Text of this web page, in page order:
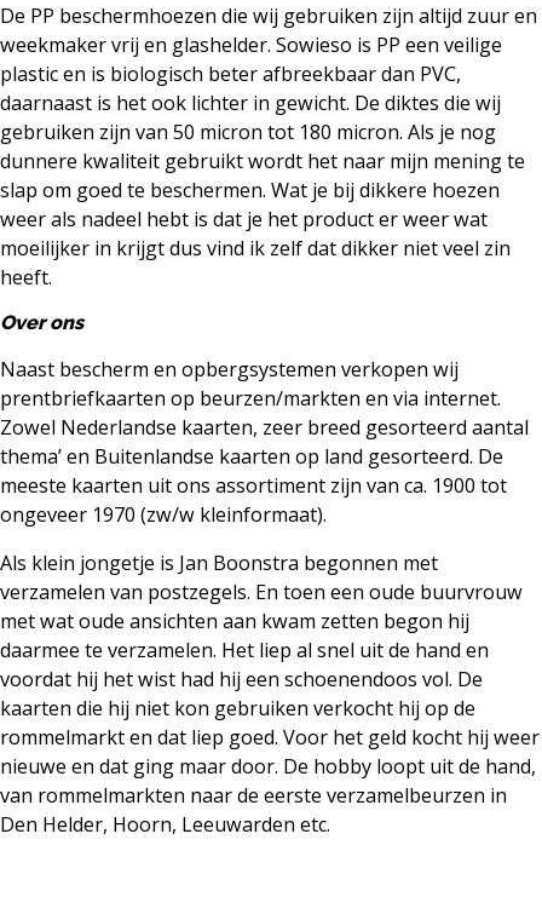
De PP beschermhoezen die wij gebruiken zijn altijd zuur en
weekmaker vrij en glashelder. Sowieso is PP een veilige
plastic en is biologisch beter afbreekbaar dan PVC,
daarnaast is het ook lichter in gewicht. De diktes die wij
gebruiken zijn van 50 micron tot 180 micron. Als je nog
dunnere kwaliteit gebruikt wordt het naar mijn mening te
slap om goed te beschermen. Wat je bij dikkere hoezen
weer als nadeel hebt is dat je het product er weer wat
moeilijker in krijgt dus vind ik zelf dat dikker niet veel zin
heeft.
Over ons
Naast bescherm en opbergsystemen verkopen wij
prentbriefkaarten op beurzen/markten en via internet.
Zowel Nederlandse kaarten, zeer breed gesorteerd aantal
thema’ en Buitenlandse kaarten op land gesorteerd. De
meeste kaarten uit ons assortiment zijn van ca. 1900 tot
ongeveer 1970 (zw/w kleinformaat).
Als klein jongetje is Jan Boonstra begonnen met
verzamelen van postzegels. En toen een oude buurvrouw
met wat oude ansichten aan kwam zetten begon hij
daarmee te verzamelen. Het liep al snel uit de hand en
voordat hij het wist had hij een schoenendoos vol. De
kaarten die hij niet kon gebruiken verkocht hij op de
rommelmarkt en dat liep goed. Voor het geld kocht hij weer
nieuwe en dat ging maar door. De hobby loopt uit de hand,
van rommelmarkten naar de eerste verzamelbeurzen in
Den Helder, Hoorn, Leeuwarden etc.